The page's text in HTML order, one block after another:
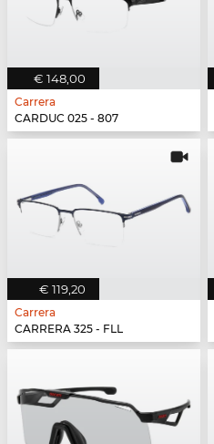
€ 148,00
Carrera
CARDUC 025 - 807
€ 119,20
Carrera
CARRERA 325 - FLL